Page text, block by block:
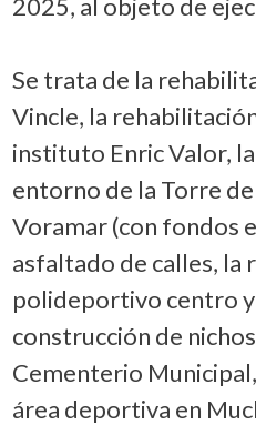
2025, al objeto de
Se trata de la
Vincle, la
instituto Enric Valor,
entorno de la Torre
Voramar (con fondos
asfaltado de calles, la
polideportivo centro
construcción de
Cementerio
área deportiva en